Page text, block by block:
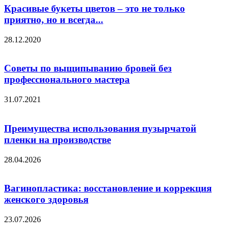
Красивые букеты цветов – это не только
приятно, но и всегда...
28.12.2020
Советы по выщипыванию бровей без
профессионального мастера
31.07.2021
Преимущества использования пузырчатой
пленки на производстве
28.04.2026
Вагинопластика: восстановление и коррекция
женского здоровья
23.07.2026